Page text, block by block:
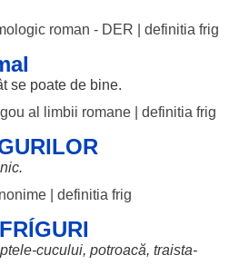
roman - DER
definitia frig
se poatede bine.
al limbii romane| definitia frig
.
| definitia frig
-cucului, potroacă, traista-